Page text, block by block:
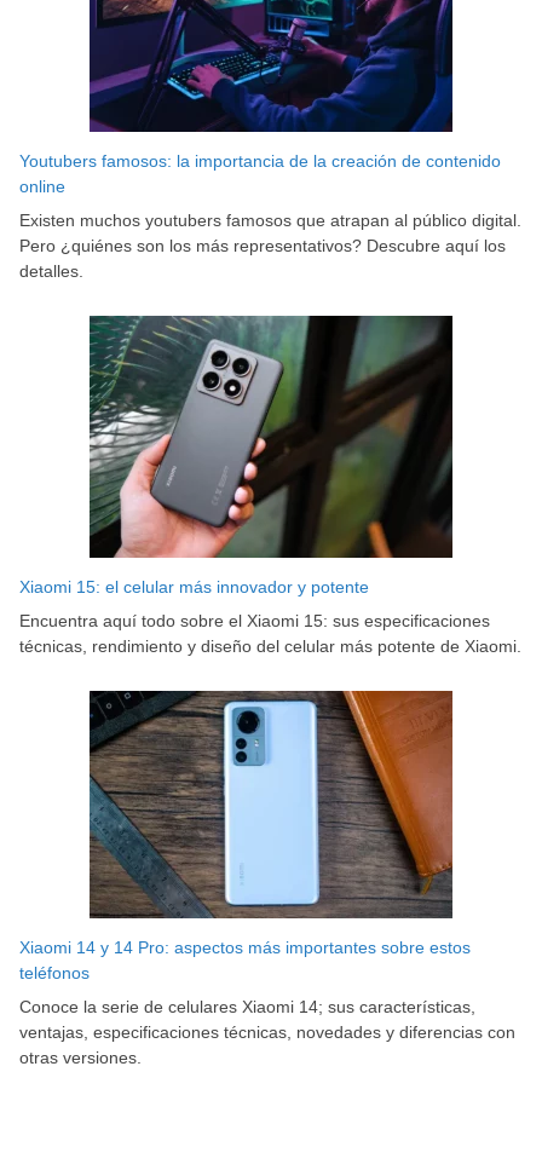
Youtubers famosos: la importancia de la creación de contenido
online
Existen muchos youtubers famosos que atrapan al público digital.
Pero ¿quiénes son los más representativos? Descubre aquí los
detalles.
Xiaomi 15: el celular más innovador y potente
Encuentra aquí todo sobre el Xiaomi 15: sus especificaciones
técnicas, rendimiento y diseño del celular más potente de Xiaomi.
Xiaomi 14 y 14 Pro: aspectos más importantes sobre estos
teléfonos
Conoce la serie de celulares Xiaomi 14; sus características,
ventajas, especificaciones técnicas, novedades y diferencias con
otras versiones.